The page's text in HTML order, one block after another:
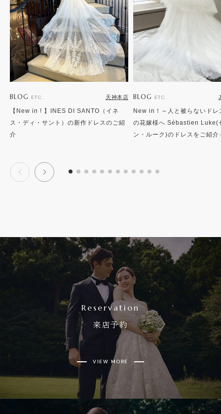
BLOG ETC.. 天神本店
【New in ! 】INES DI SANTO（イネ
ス・ディ・サント）の新作ドレスのご紹
介
BLOG ETC..
New in！～人と被らないドレ
の花嫁様へ Sébastien Luke(
ン・ルーク)のドレスをご紹介
Reservation
来店予約
VIEW MORE